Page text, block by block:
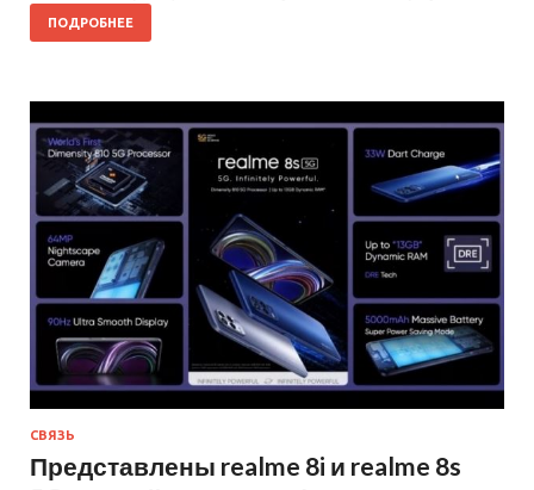
ПОДРОБНЕЕ
СВЯЗЬ
Представлены realme 8i и realme 8s